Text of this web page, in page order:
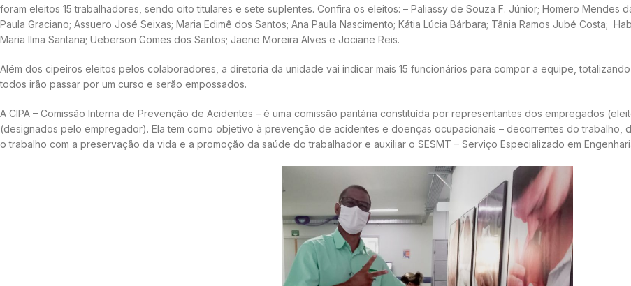
foram eleitos 15 trabalhadores, sendo oito titulares e sete suplentes. Confira os eleitos: – Paliassy de Souza F. Júnior; Homero Mendes
Paula Graciano; Assuero José Seixas; Maria Edimê dos Santos; Ana Paula Nascimento; Kátia Lúcia Bárbara; Tânia Ramos Jubé Costa;
Maria Ilma Santana; Ueberson Gomes dos Santos; Jaene Moreira Alves e Jociane Reis.
Além dos cipeiros eleitos pelos colaboradores, a diretoria da unidade vai indicar mais 15 funcionários para compor a equipe,
todos irão passar por um curso e serão empossados.
A CIPA – Comissão Interna de Prevenção de Acidentes – é uma comissão paritária constituída por representantes dos empregados
(designados pelo empregador). Ela tem como objetivo à prevenção de acidentes e doenças ocupacionais – decorrentes do trabalho,
o trabalho com a preservação da vida e a promoção da saúde do trabalhador e auxiliar o SESMT – Serviço Especializado em